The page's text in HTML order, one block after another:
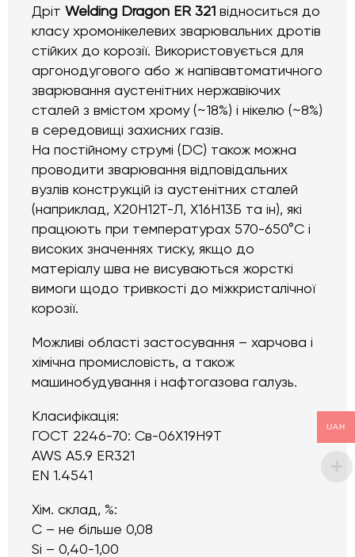
Дріт Welding Dragon ER 321 відноситься до
класу хромонікелевих зварювальних дротів
стійких до корозії. Використовується для
аргонодугового або ж напівавтоматичного
зварювання аустенітних нержавіючих
сталей з вмістом хрому (~18%) і нікелю (~8%)
в середовищі захисних газів.
На постійному струмі (DC) також можна
проводити зварювання відповідальних
вузлів конструкцій із аустенітних сталей
(наприклад, X20H12T-Л, Х16Н13Б та ін), які
працюють при температурах 570-650°C і
високих значеннях тиску, якщо до
матеріалу шва не висуваються жорсткі
вимоги щодо тривкості до міжкристалічної
корозії.
Можливі області застосування – харчова і
хімічна промисловість, а також
машинобудування і нафтогазова галузь.
Класифікація:
ГОСТ 2246-70: Св-06Х19Н9Т
AWS A5.9 ER321
EN 1.4541
Хім. склад, %:
C – не більше 0,08
Si – 0,40-1,00
UAH